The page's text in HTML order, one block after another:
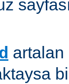
artalan